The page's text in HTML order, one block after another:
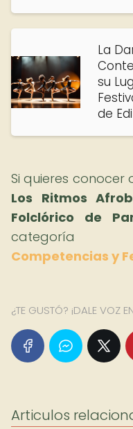
La
su
de
Si quieres
Los Ritmos
Folclórico de
categoría
Competencias y
¿TE GUSTÓ? ¡DALE VOZ
Articulos